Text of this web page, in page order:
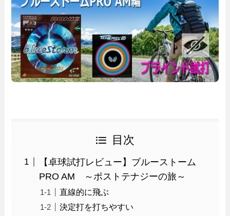
目次
【卓球試打レビュー】ブルーストーム
PRO AM ～ポストテナジーの旅～
直線的に飛ぶ
決定打を打ちやすい